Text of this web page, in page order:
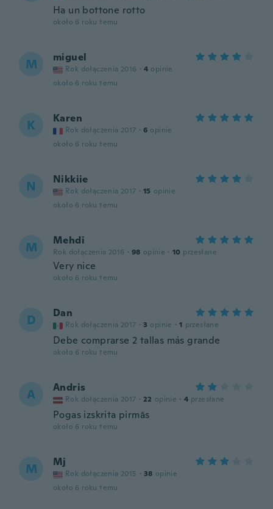
Ha un bottone rotto
około 6 roku temu
M miguel
Rok dołączenia 2016 · 4 opinie
około 6 roku temu
K Karen
Rok dołączenia 2017 · 6 opinie
około 6 roku temu
N Nikkiie
Rok dołączenia 2017 · 15 opinie
około 6 roku temu
M Mehdi
Rok dołączenia 2016 · 98 opinie · 10 przesłane
Very nice
około 6 roku temu
D Dan
Rok dołączenia 2017 · 3 opinie · 1 przesłane
Debe comprarse 2 tallas más grande
około 6 roku temu
A Andris
Rok dołączenia 2017 · 22 opinie · 4 przesłane
Pogas izskrita pirmās
około 6 roku temu
M Mj
Rok dołączenia 2015 · 38 opinie
około 6 roku temu